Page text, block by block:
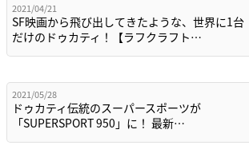
2021/04/21
SF映画から飛び出してきたような、世界に1台
だけのドゥカティ！【ラフクラフト…
2021/05/28
ドゥカティ伝統のスーパースポーツが
「SUPERSPORT 950」に！ 最新…